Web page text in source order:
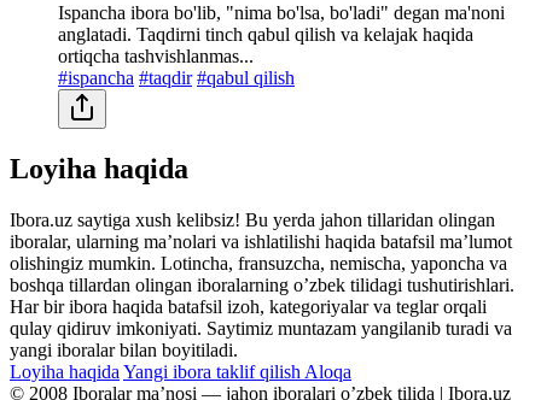
Ispancha ibora bo'lib, "nima bo'lsa, bo'ladi" degan ma'noni
anglatadi. Taqdirni tinch qabul qilish va kelajak haqida
ortiqcha tashvishlanmas...
#ispancha #taqdir #qabul qilish
Loyiha haqida
Ibora.uz saytiga xush kelibsiz! Bu yerda jahon tillaridan olingan
iboralar, ularning maʼnolari va ishlatilishi haqida batafsil maʼlumot
olishingiz mumkin. Lotincha, fransuzcha, nemischa, yaponcha va
boshqa tillardan olingan iboralarning oʼzbek tilidagi tushutirishlari.
Har bir ibora haqida batafsil izoh, kategoriyalar va teglar orqali
qulay qidiruv imkoniyati. Saytimiz muntazam yangilanib turadi va
yangi iboralar bilan boyitiladi.
Loyiha haqida Yangi ibora taklif qilish Aloqa
© 2008 Iboralar maʼnosi — jahon iboralari oʼzbek tilida | Ibora.uz